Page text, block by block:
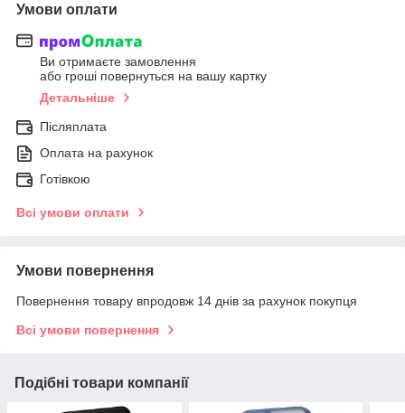
Умови оплати
Ви отримаєте замовлення
або гроші повернуться на вашу картку
Детальніше
Післяплата
Оплата на рахунок
Готівкою
Всі умови оплати
Умови повернення
Повернення товару впродовж 14 днів за рахунок покупця
Всі умови повернення
Подібні товари компанії